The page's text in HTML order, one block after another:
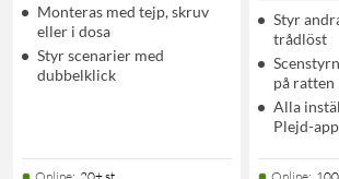
Monteras med tejp, skruv
eller i dosa
Styr scenarier med
dubbelklick
Styr
trådlöst
på ratten
Alla
Plejd-